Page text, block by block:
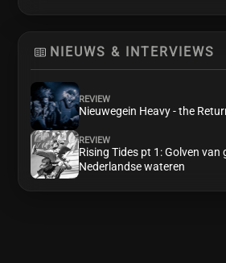
NIEUWS & INTERVIEWS
REVIEW
Nieuwegein Heavy - the
REVIEW
Rising Tides pt 1: Golven van
Nederlandse wateren